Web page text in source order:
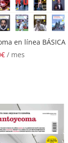
en línea BÁSICA
€ / mes